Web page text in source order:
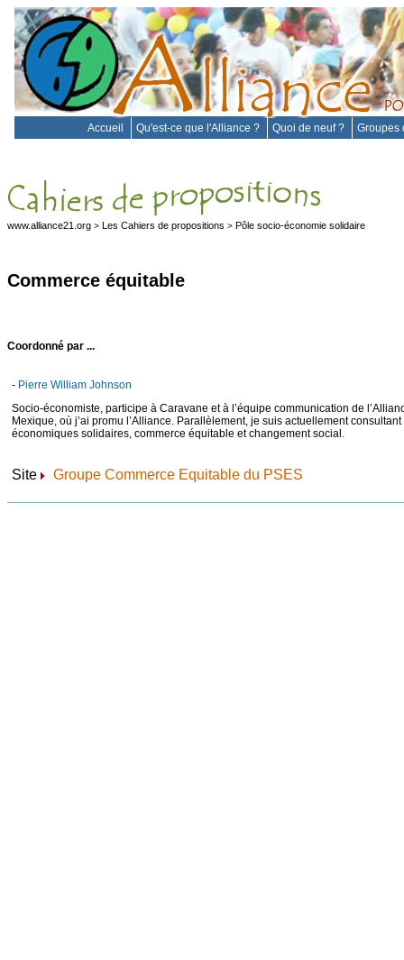
Accueil Qu'est-ce que l'Alliance ? Quoi de neuf ? Groupes
www.alliance21.org > Les Cahiers de propositions > Pôle socio-économie solidaire
Commerce équitable
Coordonné par ...
- Pierre William Johnson
Socio-économiste, participe à Caravane et à l’équipe communication de
Mexique, où j’ai promu l’Alliance. Parallèlement, je suis actuellement
économiques solidaires, commerce équitable et changement social.
Site Groupe Commerce Equitable du PSES